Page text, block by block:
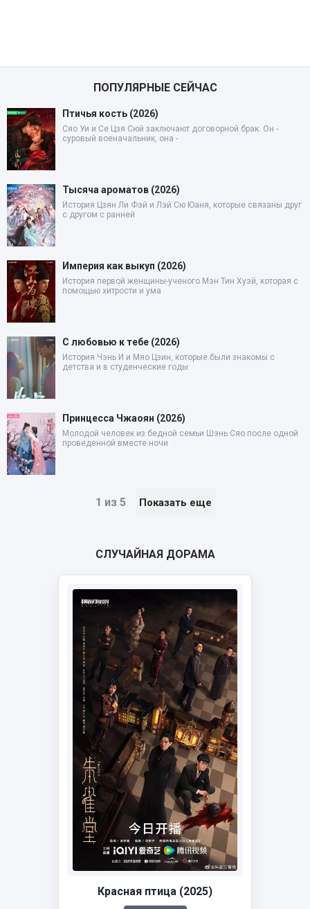
ПОПУЛЯРНЫЕ СЕЙЧАС
Птичья кость (2026)
Сяо Уи и Се Цзя Сюй заключают договорной брак. Он -
суровый военачальник, она -
Тысяча ароматов (2026)
История Цзян Ли Фэй и Лэй Сю Юаня, которые связаны друг
с другом с ранней
Империя как выкуп (2026)
История первой женщины-ученого Мэн Тин Хуэй, которая с
помощью хитрости и ума
С любовью к тебе (2026)
История Чэнь И и Мяо Цзин, которые были знакомы с
детства и в студенческие годы
Принцесса Чжаоян (2026)
Молодой человек из бедной семьи Шэнь Сяо после одной
проведенной вместе ночи
1 из 5 Показать еще
СЛУЧАЙНАЯ ДОРАМА
Красная птица (2025)